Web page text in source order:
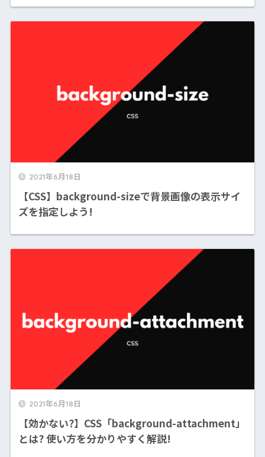
2021年6月18日
【CSS】background-sizeで背景画像の表示サイ
ズを指定しよう!
2021年6月18日
【効かない?】CSS「background-attachment」
とは? 使い方を分かりやすく解説!